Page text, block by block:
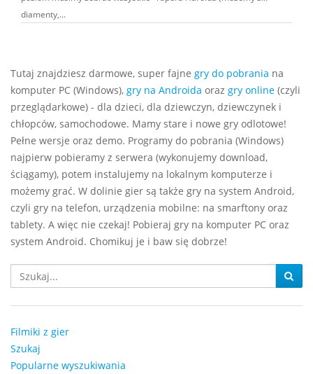
diamenty,...
Tutaj znajdziesz darmowe, super fajne gry do pobrania na
komputer PC (Windows), gry na Androida oraz gry online (czyli
przeglądarkowe) - dla dzieci, dla dziewczyn, dziewczynek i
chłopców, samochodowe. Mamy stare i nowe gry odlotowe!
Pełne wersje oraz demo. Programy do pobrania (Windows)
najpierw pobieramy z serwera (wykonujemy download,
ściągamy), potem instalujemy na lokalnym komputerze i
możemy grać. W dolinie gier są także gry na system Android,
czyli gry na telefon, urządzenia mobilne: na smarftony oraz
tablety. A więc nie czekaj! Pobieraj gry na komputer PC oraz
system Android. Chomikuj je i baw się dobrze!
Filmiki z gier
Szukaj
Popularne wyszukiwania